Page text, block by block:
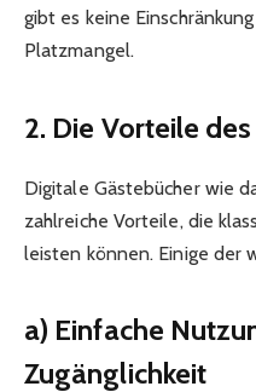
gibt es keine
Platzmangel.
2. Die Vorteile
Digitale Gästebücher wie
zahlreiche Vorteile, die
leisten können. Einige der
a) Einfache
Zugänglichkeit